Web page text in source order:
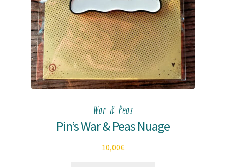
War & Peas
Pin’s War & Peas Nuage
10,00€